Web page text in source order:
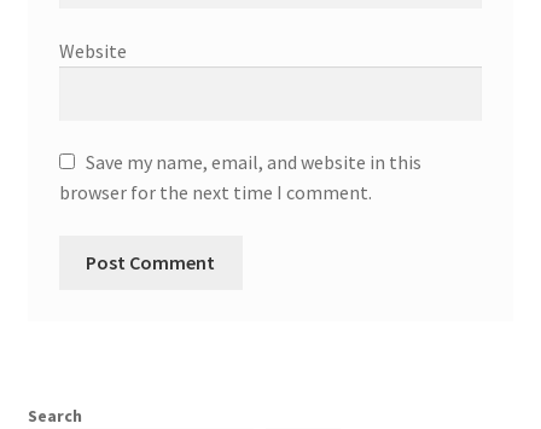
Website
Save my name, email, and website in this
browser for the next time I comment.
Search